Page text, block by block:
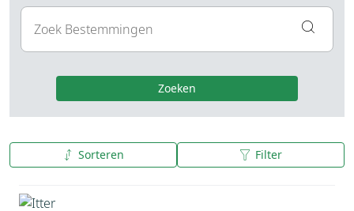
Zoeken
Sorteren Filter
A tot Z
Z tot A